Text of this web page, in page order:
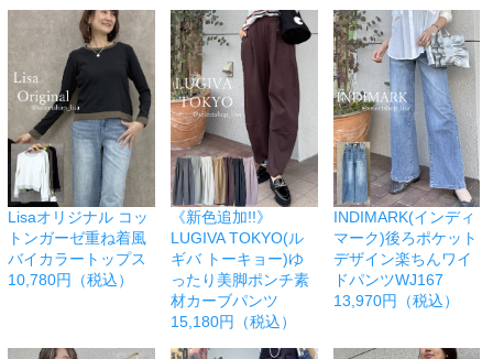
Lisaオリジナル コッ
トンガーゼ重ね着風
バイカラートップス
10,780円（税込）
《新色追加!!》
LUGIVA TOKYO(ル
ギバ トーキョー)ゆ
ったり美脚ポンチ素
材カーブパンツ
15,180円（税込）
INDIMARK(インディ
マーク)後ろポケット
デザイン楽ちんワイ
ドパンツWJ167
13,970円（税込）